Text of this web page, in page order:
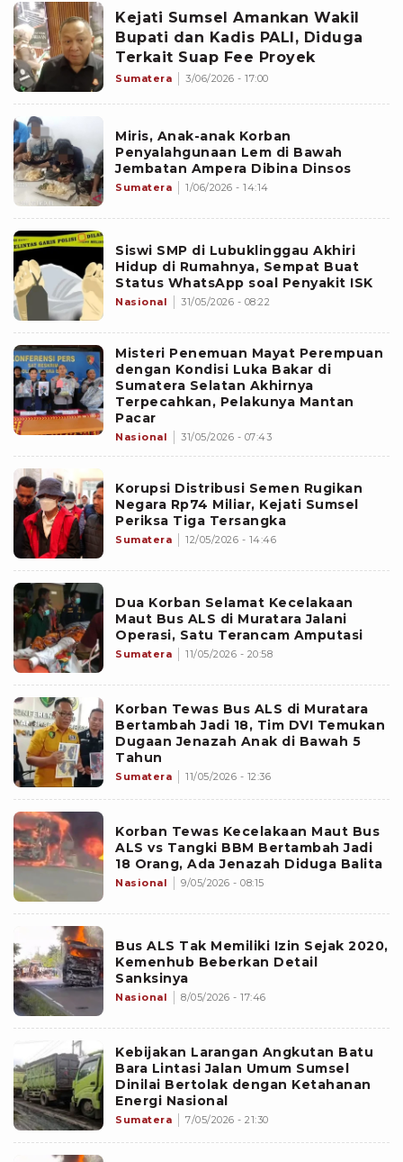
Kejati Sumsel Amankan Wakil
Bupati dan Kadis PALI, Diduga
Terkait Suap Fee Proyek
Sumatera 3/06/2026 - 17:00
Miris, Anak-anak Korban
Penyalahgunaan Lem di Bawah
Jembatan Ampera Dibina Dinsos
Sumatera 1/06/2026 - 14:14
Siswi SMP di Lubuklinggau Akhiri
Hidup di Rumahnya, Sempat Buat
Status WhatsApp soal Penyakit ISK
Nasional 31/05/2026 - 08:22
Misteri Penemuan Mayat Perempuan
dengan Kondisi Luka Bakar di
Sumatera Selatan Akhirnya
Terpecahkan, Pelakunya Mantan
Pacar
Nasional 31/05/2026 - 07:43
Korupsi Distribusi Semen Rugikan
Negara Rp74 Miliar, Kejati Sumsel
Periksa Tiga Tersangka
Sumatera 12/05/2026 - 14:46
Dua Korban Selamat Kecelakaan
Maut Bus ALS di Muratara Jalani
Operasi, Satu Terancam Amputasi
Sumatera 11/05/2026 - 20:58
Korban Tewas Bus ALS di Muratara
Bertambah Jadi 18, Tim DVI Temukan
Dugaan Jenazah Anak di Bawah 5
Tahun
Sumatera 11/05/2026 - 12:36
Korban Tewas Kecelakaan Maut Bus
ALS vs Tangki BBM Bertambah Jadi
18 Orang, Ada Jenazah Diduga Balita
Nasional 9/05/2026 - 08:15
Bus ALS Tak Memiliki Izin Sejak 2020,
Kemenhub Beberkan Detail
Sanksinya
Nasional 8/05/2026 - 17:46
Kebijakan Larangan Angkutan Batu
Bara Lintasi Jalan Umum Sumsel
Dinilai Bertolak dengan Ketahanan
Energi Nasional
Sumatera 7/05/2026 - 21:30